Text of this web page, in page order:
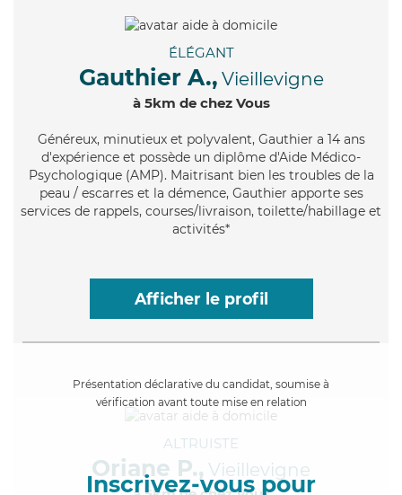
ÉLÉGANT
Gauthier A., Vieillevigne
à 5km de chez Vous
Généreux, minutieux et polyvalent, Gauthier a 14 ans
d'expérience et possède un diplôme d'Aide Médico-
Psychologique (AMP). Maitrisant bien les troubles de la
peau / escarres et la démence, Gauthier apporte ses
services de rappels, courses/livraison, toilette/habillage et
activités*
Afficher le profil
Présentation déclarative du candidat, soumise à
vérification avant toute mise en relation
Inscrivez-vous pour
ALTRUISTE
Oriane P., Vieillevigne